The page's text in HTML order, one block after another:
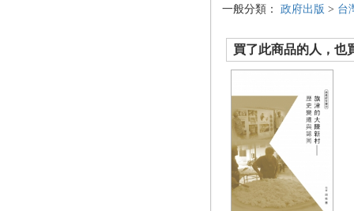
一般分類： 政府出版 > 台
買了此商品的人，也